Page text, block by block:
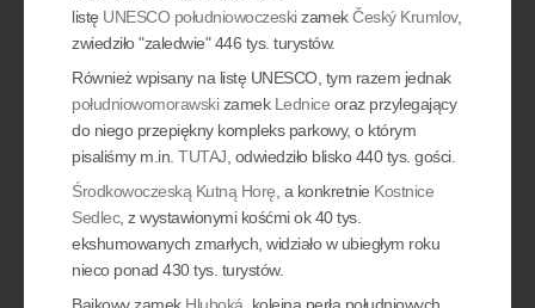
listę UNESCO południowoczeskizamekČeský Krumlov,
zwiedziło "zaledwie" 446 tys. turystów.
Również wpisany na listę UNESCO, tym razem jednak
południowomorawskizamek Lednice oraz przylegający
do niego przepiękny kompleks parkowy, o którym
pisaliśmy m.in.TUTAJ , odwiedziło blisko 440 tys. gości.
Środkowoczeską Kutną Horę , a konkretnie Kostnice
Sedlec, z wystawionymi kośćmi ok 40 tys.
ekshumowanych zmarłych, widziało w ubiegłym roku
nieco ponad 430 tys. turystów.